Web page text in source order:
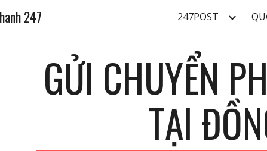
Skip to main content
247 247POST
GỬI CHUYỂN
TẠI